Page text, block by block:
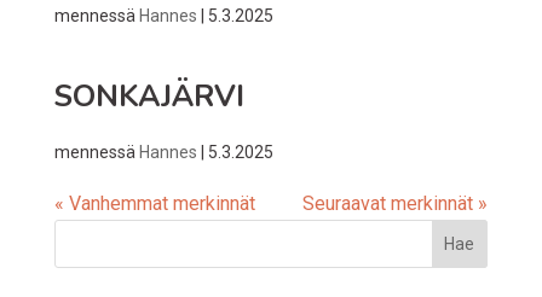
mennessä Hannes 5.3.2025
SONKAJÄRVI
mennessä Hannes 5.3.2025
« Vanhemmat merkinnät Seuraavat merkinnät »